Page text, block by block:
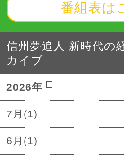
番組表は
信州夢追人 新時代の
カイブ
2026年
7月(1)
6月(1)